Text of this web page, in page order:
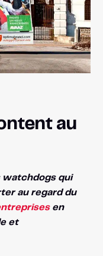
au
watchdogs qui
au regard du
en
et